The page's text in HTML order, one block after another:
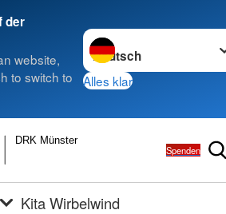
der
website,
to switch to
Sprache wechseln zu
Alles klar
DRK Münster
Spenden
Kita Wirbelwind